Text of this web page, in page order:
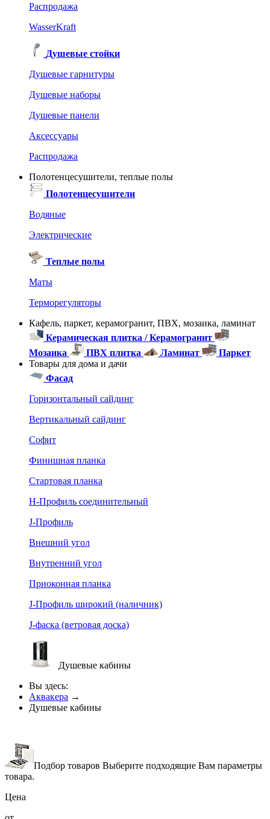
Распродажа
WasserKraft
Душевые стойки
Душевые гарнитуры
Душевые наборы
Душевые панели
Аксессуары
Распродажа
Полотенцесушители, теплые полы
Полотенцесушители
Водяные
Электрические
Теплые полы
Маты
Терморегуляторы
Кафель, паркет, керамогранит, ПВХ, мозаика, ламинат
Керамическая плитка / Керамогранит
Мозаика
ПВХ плитка Ламинат
Паркет
Товары для дома и дачи
Фасад
Горизонтальный сайдинг
Вертикальный сайдинг
Софит
Финишная планка
Стартовая планка
Н-Профиль соединительный
J-Профиль
Внешний угол
Внутренний угол
Приоконная планка
J-Профиль широкий (наличник)
J-фаска (ветровая доска)
Душевые кабины
Вы здесь:
Аквакера →
Душевые кабины
Подбор товаров Выберите подходящие Вам параметры
товара.
Цена